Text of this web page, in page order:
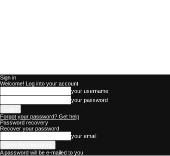
Sign in
Welcome! Log into your account
your username
your password
Forgot your password? Get help
Password recovery
Recover your password
your email
A password will be e-mailed to you.